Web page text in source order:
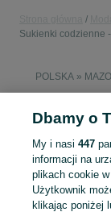
Sukienki codzienne
POLSKA »
KATEGORIA
Mapa kategorii
Dbamy o
My i nasi 447
informacji na
plikach cookie
Użytkownik
klikając poniżej